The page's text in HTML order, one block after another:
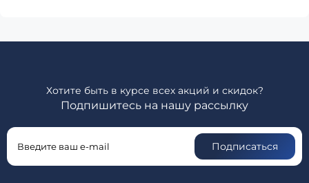
Хотите быть в курсе всех акций и скидок?
Подпишитесь на нашу рассылку
Подписаться